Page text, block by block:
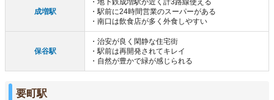
成増駅
・駅前に24時間営業のスーパーがある
・南口は飲食店が多く外食しやすい
保谷駅
・治安が良く閑静な住宅街
・駅前は再開発されてキレイ
・自然が豊かで緑が感じられる
要町駅